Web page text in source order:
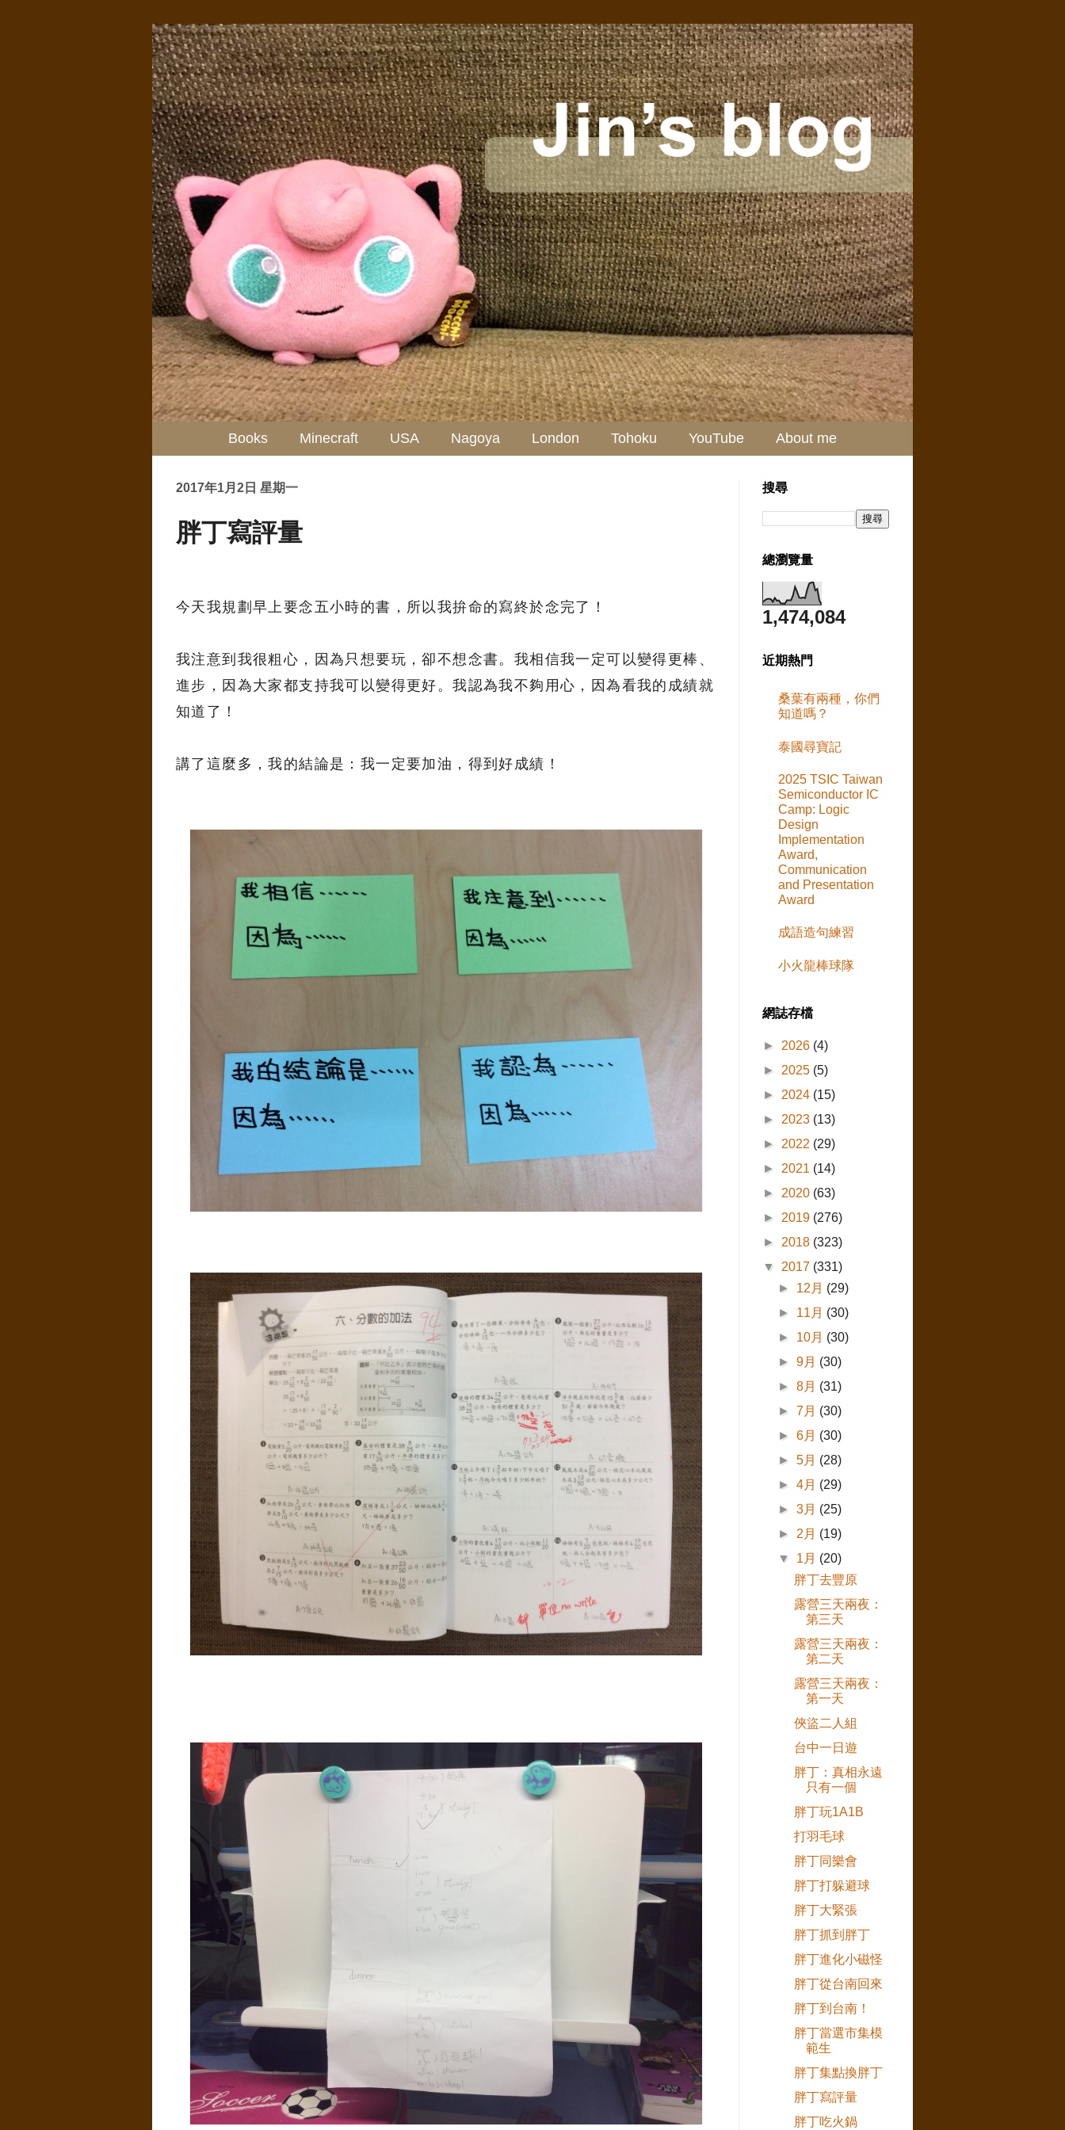
Books Minecraft USA Nagoya London Tohoku YouTube About me
2017年1月2日 星期一
胖丁寫評量
今天我規劃早上要念五小時的書，所以我拚命的寫終於念完了！
我注意到我很粗心，因為只想要玩，卻不想念書。我相信我一定可以變得更棒、
進步，因為大家都支持我可以變得更好。我認為我不夠用心，因為看我的成績就
知道了！
講了這麼多，我的結論是：我一定要加油，得到好成績！
搜尋
總瀏覽量
1,474,084
近期熱門
桑葉有兩種，你們
知道嗎？
泰國尋寶記
2025 TSIC Taiwan
Semiconductor IC
Camp: Logic
Design
Implementation
Award,
Communication
and Presentation
Award
成語造句練習
小火龍棒球隊
網誌存檔
► 2026 (4)
► 2025 (5)
► 2024 (15)
► 2023 (13)
► 2022 (29)
► 2021 (14)
► 2020 (63)
► 2019 (276)
► 2018 (323)
▼ 2017 (331)
► 12月 (29)
► 11月 (30)
► 10月 (30)
►9月 (30)
►8月 (31)
►7月 (30)
►6月 (30)
►5月 (28)
►4月 (29)
►3月 (25)
► 2月 (19)
▼ 1月 (20)
胖丁去豐原
露營三天兩夜：
第三天
露營三天兩夜：
第二天
露營三天兩夜：
第一天
俠盜二人組
台中一日遊
胖丁：真相永遠
只有一個
胖丁玩1A1B
打羽毛球
胖丁同樂會
胖丁打躲避球
胖丁大緊張
胖丁抓到胖丁
胖丁進化小磁怪
胖丁從台南回來
胖丁到台南！
胖丁當選市集模
範生
胖丁集點換胖丁
胖丁寫評量
胖丁吃火鍋